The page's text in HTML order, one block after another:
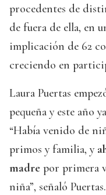
procedentes de
de fuera de ella, en
implicación de 62
creciendo en
Laura Puertas
pequeña y este año
“Había venido de
primos y familia, y
madre por primera
niña”, señaló Puertas.